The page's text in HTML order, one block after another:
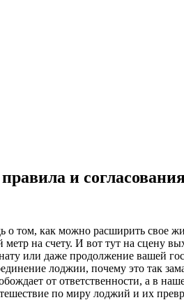
и
том, как можно расширить свое
на счету. И вот тут на сцену
или даже продолжение вашей
лоджии, почему это так
от ответственности, а в
по миру лоджий и их